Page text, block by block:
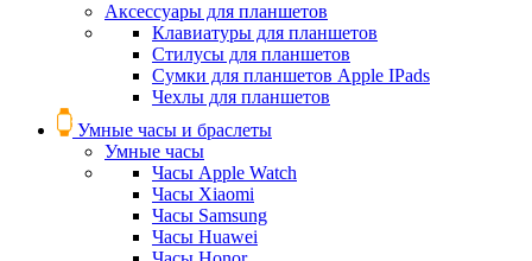
Аксессуары для планшетов
Клавиатуры для планшетов
Стилусы для планшетов
Сумки для планшетов Apple IPads
Чехлы для планшетов
Умные часы и браслеты
Умные часы
Часы Apple Watch
Часы Xiaomi
Часы Samsung
Часы Huawei